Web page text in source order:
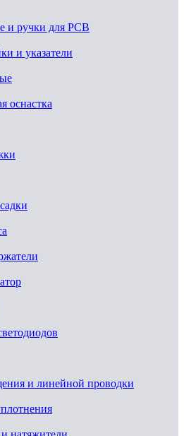
и ручки для PCB
и указатели
оснастка
и линейной проводки